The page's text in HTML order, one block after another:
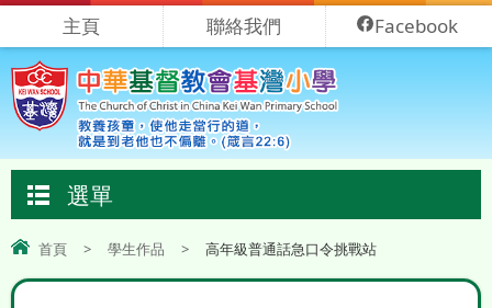
主頁 聯絡我們 Facebook
選單
首頁 > 學生作品 > 高年級普通話急口令挑戰站